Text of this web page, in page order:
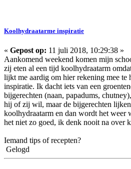
Koolhydraatarme inspiratie
« Gepost op: 11 juli 2018, 10:29:38 »
Aankomend weekend komen mijn
zij eten al een tijd koolhydraatarm
lijkt me aardig om hier rekening mee te
inspiratie. Ik dacht iets van een
bijgerechten (naan, papadums,
hij of zij wil, maar de bijgerechten
koolhydraatarm en dan wordt het weer
het niet zo goed, ik denk nooit na over
Iemand tips of recepten?
Gelogd